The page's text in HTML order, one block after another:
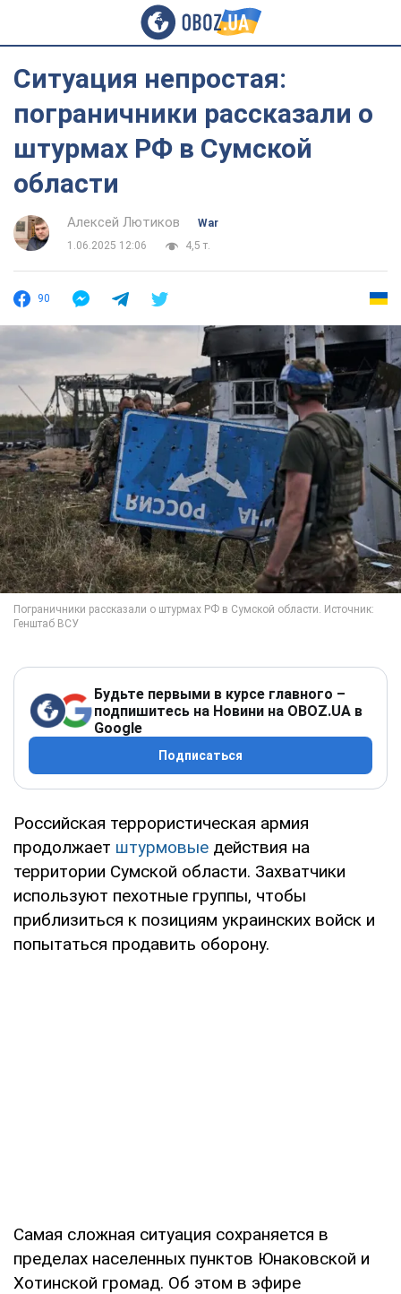
Ситуация непростая:
пограничники рассказали о
штурмах РФ в Сумской
области
Алексей Лютиков
War
1.06.2025 12:06
4,5 т.
90
Будьте первыми в курсе главного –
подпишитесь на Новини на OBOZ.UA в
Google
Подписаться
Российская террористическая армия
продолжает штурмовые действия на
территории Сумской области. Захватчики
используют пехотные группы, чтобы
приблизиться к позициям украинских войск и
попытаться продавить оборону.
Самая сложная ситуация сохраняется в
пределах населенных пунктов Юнаковской и
Хотинской громад. Об этом в эфире